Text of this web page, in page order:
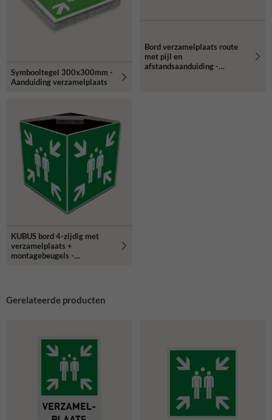
Symbooltegel 300x300mm -
Aanduiding verzamelplaats
Bord verzamelplaats route
met pijl en
afstandsaanduiding -
KUBUS bord 4-zijdig met
verzamelplaats +
montagebeugels -
Gerelateerde producten